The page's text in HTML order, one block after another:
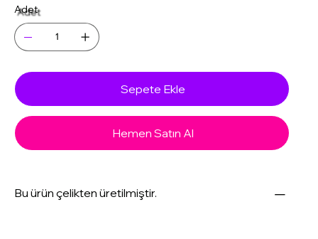
Adet
Sepete Ekle
Hemen Satın Al
Bu ürün çelikten üretilmiştir.